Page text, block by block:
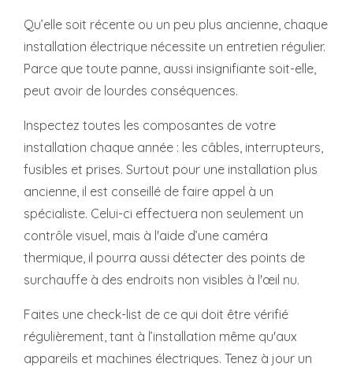
Qu’elle soit récente ou un peu plus ancienne, chaque
installation électrique nécessite un entretien régulier.
Parce que toute panne, aussi insignifiante soit-elle,
peut avoir de lourdes conséquences.
Inspectez toutes les composantes de votre
installation chaque année : les câbles, interrupteurs,
fusibles et prises. Surtout pour une installation plus
ancienne, il est conseillé de faire appel à un
spécialiste. Celui-ci effectuera non seulement un
contrôle visuel, mais à l'aide d’une caméra
thermique, il pourra aussi détecter des points de
surchauffe à des endroits non visibles à l'œil nu.
Faites une check-list de ce qui doit être vérifié
régulièrement, tant à l’installation même qu'aux
appareils et machines électriques. Tenez à jour un